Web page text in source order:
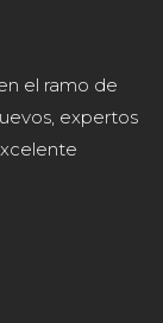
el ramo de
expertos